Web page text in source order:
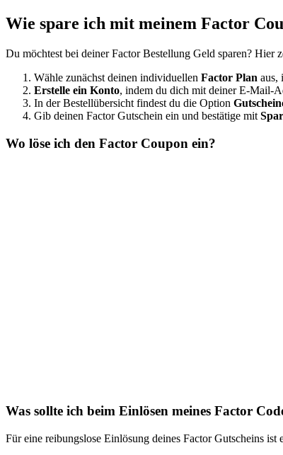
Wie spare ich mit meinem Factor
Du möchtest bei deiner Factor Bestellung Geld sparen?
Wähle zunächst deinen individuellen Factor Plan aus,
Erstelle ein Konto, indem du dich mit deiner E-Mail-
In der Bestellübersicht findest du die Option
Gib deinen Factor Gutschein ein und bestätige mit
Wo löse ich den Factor Coupon ein?
Was sollte ich beim Einlösen meines Factor
Für eine reibungslose Einlösung deines Factor Gutscheins